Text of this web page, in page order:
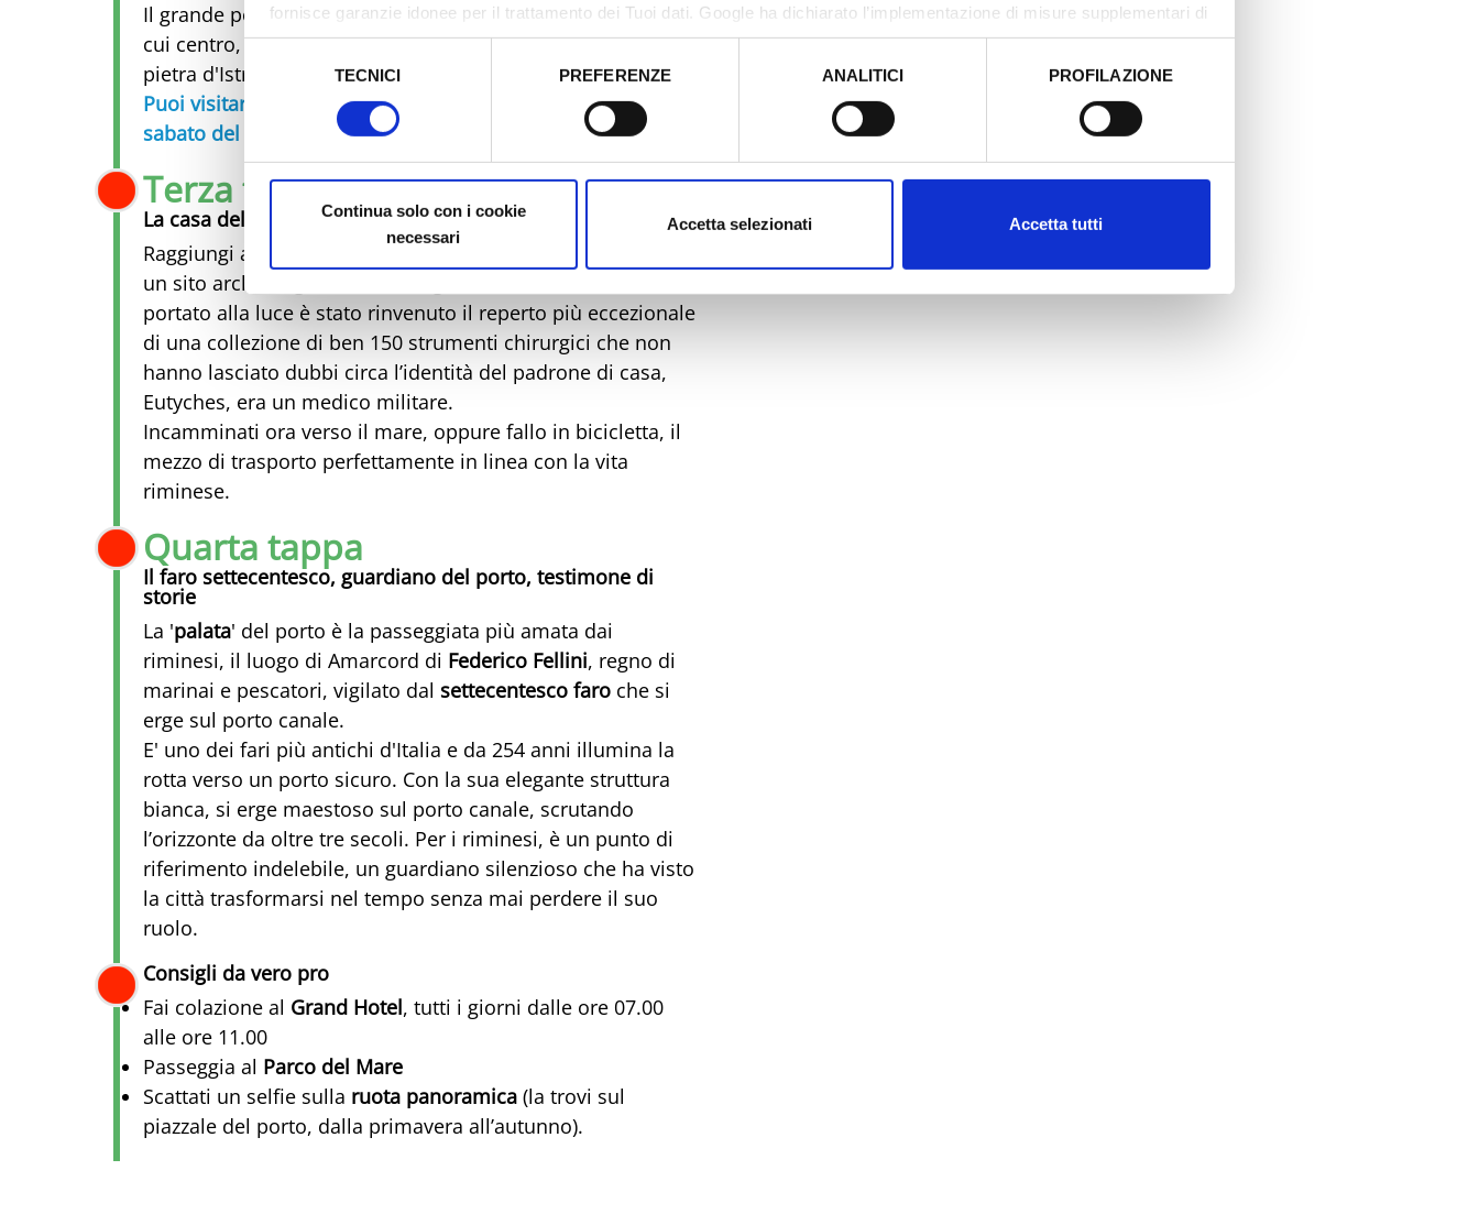
fornisce garanzie idonee per il trattamento dei Tuoi dati. Google ha dichiarato l’implementazione di misure supplementari di
sicurezza a Tutela dei navigatori, che abbiamo valutato essere sufficienti.
del
consenso
TECNICI PREFERENZE ANALITICI PROFILAZIONE
Continua solo con i cookie
necessari
Accetta selezionati Accetta tutti
Il grande portale d'ingresso si affaccia su una bella corte, al
cui centro, dal 1928, è posto un settecentesco pozzo in
pietra d'Istria.
Puoi visitare gratuitamente le sale antiche ogni ultimo
sabato del mese.
Terza tappa
La casa del Chirurgo, sulle tracce di Eutyches
Raggiungi a piedi la
un sito archeologico e durante gli scavi che lo hanno
portato alla luce è stato rinvenuto il reperto più eccezionale
di una collezione di ben 150 strumenti chirurgici che non
hanno lasciato dubbi circa l’identità del padrone di casa,
Eutyches, era un medico militare.
Incamminati ora verso il mare, oppure fallo in bicicletta, il
mezzo di trasporto perfettamente in linea con la vita
riminese.
Quarta tappa
Il faro settecentesco, guardiano del porto, testimone di
storie
La 'palata' del porto è la passeggiata più amata dai
riminesi, il luogo di Amarcord di Federico Fellini, regno di
marinai e pescatori, vigilato dal settecentesco faro che si
erge sul porto canale.
E' uno dei fari più antichi d'Italia e da 254 anni illumina la
rotta verso un porto sicuro. Con la sua elegante struttura
bianca, si erge maestoso sul porto canale, scrutando
l’orizzonte da oltre tre secoli. Per i riminesi, è un punto di
riferimento indelebile, un guardiano silenzioso che ha visto
la città trasformarsi nel tempo senza mai perdere il suo
ruolo.
Consigli da vero pro
Fai colazione al Grand Hotel, tutti i giorni dalle ore 07.00
alle ore 11.00
Passeggia al Parco del Mare
Scattati un selfie sulla ruota panoramica (la trovi sul
piazzale del porto, dalla primavera all’autunno).